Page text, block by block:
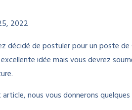
2022
décidé de postuler pour un poste
idée mais vous devrez
nous vous donnerons